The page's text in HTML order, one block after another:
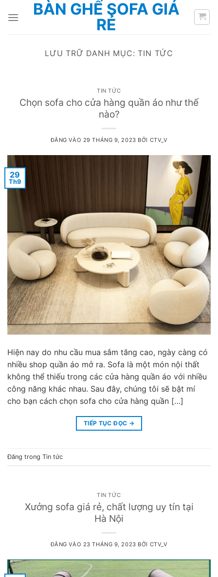
qua
BÀN GHẾ SOFA GIÁ
RẺ
LƯU TRỮ DANH MỤC:TIN TỨC
TIN TỨC
Chọn sofa cho cửa hàng quần áo như thế
nào?
ĐĂNG VÀO 29 THÁNG 9, 2023 BỞI CTV_V
29
Th9
Hiện nay do nhu cầu mua sắm tăng cao, ngày càng có
nhiều shop quần áo mở ra. Sofa là một món nội thất
không thể thiếu trong các cửa hàng quần áo với nhiều
công năng khác nhau. Sau đây, chúng tôi sẽ bật mí
cho bạn cách chọn sofa cho cửa hàng quần […]
TIẾP TỤC ĐỌC →
Đăng trong Tin tức
TIN TỨC
Xưởng sofa giá rẻ, chất lượng uy tín tại
Hà Nội
ĐĂNG VÀO 23 THÁNG 9, 2023 BỞI CTV_V